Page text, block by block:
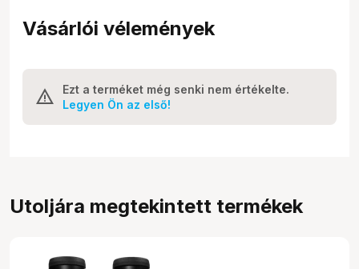
Vásárlói vélemények
Ezt a terméket még senki nem értékelte.
Legyen Ön az első!
Utoljára megtekintett termékek